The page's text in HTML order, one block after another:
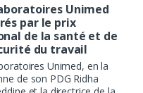
Unimed
par le prix
de la santé et de
du travail
Unimed, en la
de son PDG Ridha